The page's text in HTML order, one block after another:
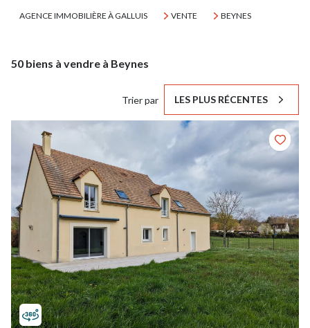
AGENCE IMMOBILIÈRE À GALLUIS VENTE BEYNES
50 biens à vendre à Beynes
Trier par LES PLUS RÉCENTES